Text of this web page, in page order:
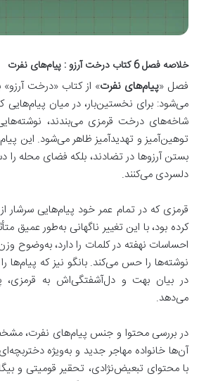
خلاصه فصل 6 کتاب درخت آرزو : پیام‌های نفرت
فصل «پیام‌های نفرت» از کتاب «درخت آرزو»
می‌شود:برای نخستین‌بار، در میان
شاخه‌های درخت قرمزی می‌بندند،
توهین‌آمیز و تهدیدآمیز ظاهر می‌شود. این
بستن آرزوها در تضادند، بلکه فضای محله
دلسردی می‌کنند.
قرمزی که در تمام عمر خود پیام‌هایی سرشار
کرده بود، با این تغییر ناگهانی به‌طور عمیق
احساسات نهفته در کلمات را دارد، به‌وضوح
نوشته‌ها را حس می‌کند. بانگو نیز که پیام‌ها
در بیان بهت و دل‌آشفتگی‌اش به قرمزی،
می‌دهد.
در بررسی محتوا و جنس پیام‌های نفرت،
آن‌ها خانواده مهاجر جدید و به‌ویژه
با محتوای تبعیض‌نژادی، تحقیر قومیتی و